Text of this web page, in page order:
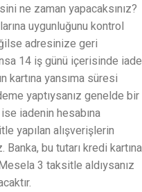
ne zaman yapacaksınız?
uygunluğunu kontrol
adresinize geri
14 iş günü içerisinde iade
kartına yansıma süresi
yaptıysanız genelde bir
iadenin hesabına
yapılan alışverişlerin
bu tutarı kredi kartına
3 taksitle aldıysanız